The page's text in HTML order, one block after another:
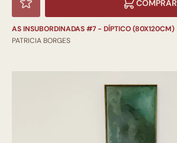
COMPRAR
AS INSUBORDINADAS #7 - DÍPTICO (80X120CM)
PATRICIA BORGES